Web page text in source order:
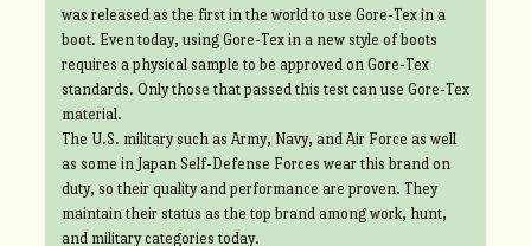
was released as the first in the world to use Gore-Tex in a
boot. Even today, using Gore-Tex in a new style of boots
requires a physical sample to be approved on Gore-Tex
standards. Only those that passed this test can use Gore-Tex
material.
The U.S. military such as Army, Navy, and Air Force as well
as some in Japan Self-Defense Forces wear this brand on
duty, so their quality and performance are proven. They
maintain their status as the top brand among work, hunt,
and military categories today.